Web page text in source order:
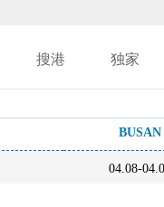
搜港 独家
BUSAN
04.08-